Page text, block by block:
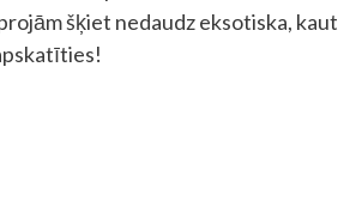
šķiet nedaudz eksotiska, kaut